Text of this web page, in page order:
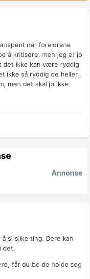
når foreldrene
å kritisere, men jeg er jo
det ikke kan være ryddig
ikke så ryddig de heller..
men det skal jo ikke
Annonse
si slike ting. Dere kan
det.
får du be de holde seg